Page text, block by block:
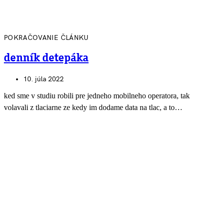
POKRAČOVANIE ČLÁNKU
denník detepáka
10. júla 2022
ked sme v studiu robili pre jedneho mobilneho operatora, tak
volavali z tlaciarne ze kedy im dodame data na tlac, a to…